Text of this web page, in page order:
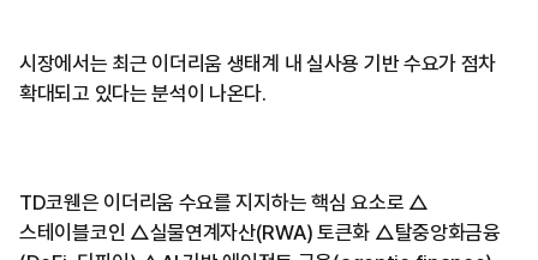
시장에서는 최근 이더리움 생태계 내 실사용 기반 수요가 점차
확대되고 있다는 분석이 나온다.
TD코웬은 이더리움 수요를 지지하는 핵심 요소로 △
스테이블코인 △실물연계자산(RWA) 토큰화 △탈중앙화금융